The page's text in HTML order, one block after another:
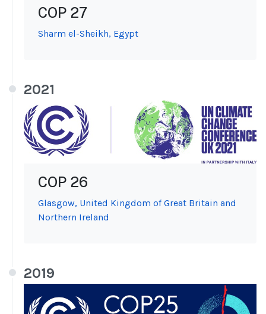
COP 27
Sharm el-Sheikh, Egypt
2021
COP 26
Glasgow, United Kingdom of Great Britain and
Northern Ireland
2019